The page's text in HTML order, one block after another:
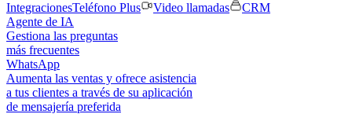
IntegracionesTeléfono Plus Video llamadas
CRM
Agente de IA
Gestiona las preguntas
más frecuentes
WhatsApp
Aumenta las ventas y ofrece asistencia
a tus clientes a través de su aplicación
de mensajería preferida